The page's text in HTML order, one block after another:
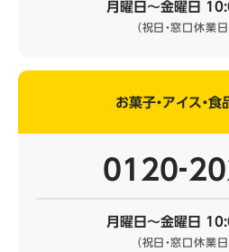
月曜日～金曜日
（祝日・窓口休業日
お菓子・アイス・
月曜日～金曜日
（祝日・窓口休業日